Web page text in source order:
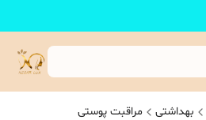
بهداشتی مراقبت پوستی